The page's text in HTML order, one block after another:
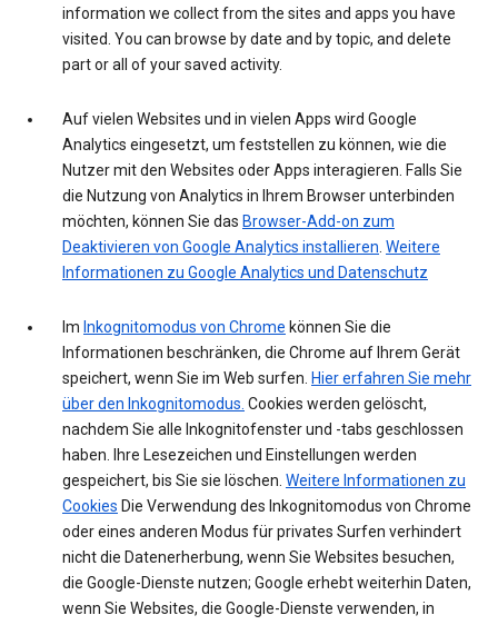
information we collect from the sites and apps you have
visited. You can browse by date and by topic, and delete
part or all of your saved activity.
Auf vielen Websites und in vielen Apps wird Google
Analytics eingesetzt, um feststellen zu können, wie die
Nutzer mit den Websites oder Apps interagieren. Falls Sie
die Nutzung von Analytics in Ihrem Browser unterbinden
möchten, können Sie das Browser-Add-on zum
Deaktivieren von Google Analytics installieren. Weitere
Informationen zu Google Analytics und Datenschutz
Im Inkognitomodus von Chrome können Sie die
Informationen beschränken, die Chrome auf Ihrem Gerät
speichert, wenn Sie im Web surfen. Hier erfahren Sie mehr
über den Inkognitomodus. Cookies werden gelöscht,
nachdem Sie alle Inkognitofenster und -tabs geschlossen
haben. Ihre Lesezeichen und Einstellungen werden
gespeichert, bis Sie sie löschen. Weitere Informationen zu
Cookies Die Verwendung des Inkognitomodus von Chrome
oder eines anderen Modus für privates Surfen verhindert
nicht die Datenerherbung, wenn Sie Websites besuchen,
die Google-Dienste nutzen; Google erhebt weiterhin Daten,
wenn Sie Websites, die Google-Dienste verwenden, in